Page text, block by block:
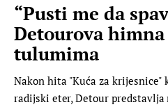
“Pusti me da
Detourova
tulumima
Nakon hita "Kuća za krijesnice"
radijski eter, Detour